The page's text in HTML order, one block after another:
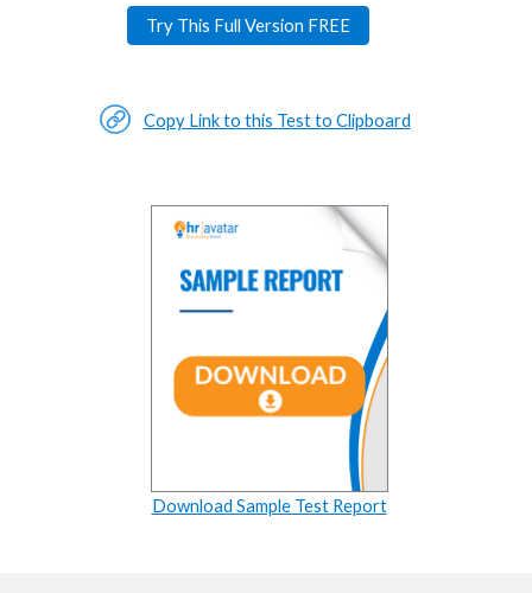
Try This Full Version FREE
Copy Link to this Test to Clipboard
Download Sample Test Report